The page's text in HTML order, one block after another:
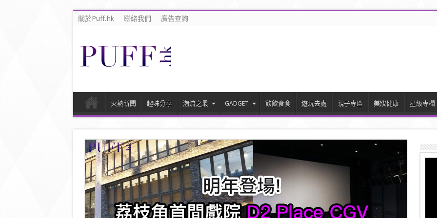
關於Puff.hk 聯絡我們 廣告查詢
火熱新聞 趣味分享 潮流之最 GADGET 飲飲食食 遊玩去處 親子專區 美妝健康 星級專欄